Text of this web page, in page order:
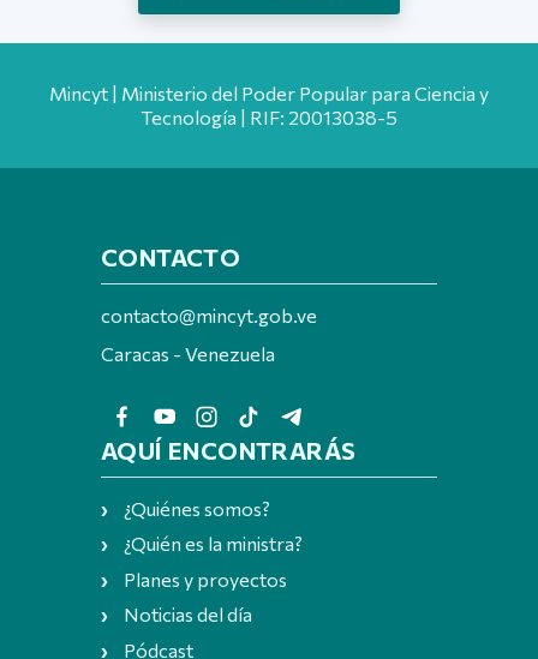
Mincyt | Ministerio del Poder Popular para Ciencia y
Tecnología | RIF: 20013038-5
CONTACTO
contacto@mincyt.gob.ve
Caracas - Venezuela
AQUÍ ENCONTRARÁS
¿Quiénes somos?
¿Quién es la ministra?
Planes y proyectos
Noticias del día
Pódcast